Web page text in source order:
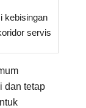
kebisingan
servis
dan tetap